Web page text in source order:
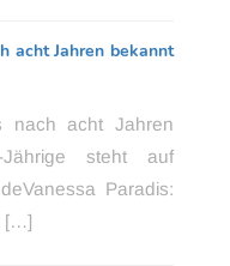
acht Jahren bekannt
nach acht Jahren
steht auf
Paradis:
[…]